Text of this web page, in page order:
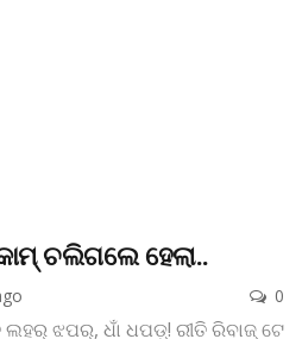
ଚଲିଗଲେ ହେଲା..
0
ଲହର୍‌ ଝପର୍‌, ଧାଁ ଧପଡ଼୍‌! ରୀତି ରିବାଜ୍‌ ଟେ